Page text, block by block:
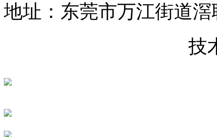
地址：东莞市万江街道
技